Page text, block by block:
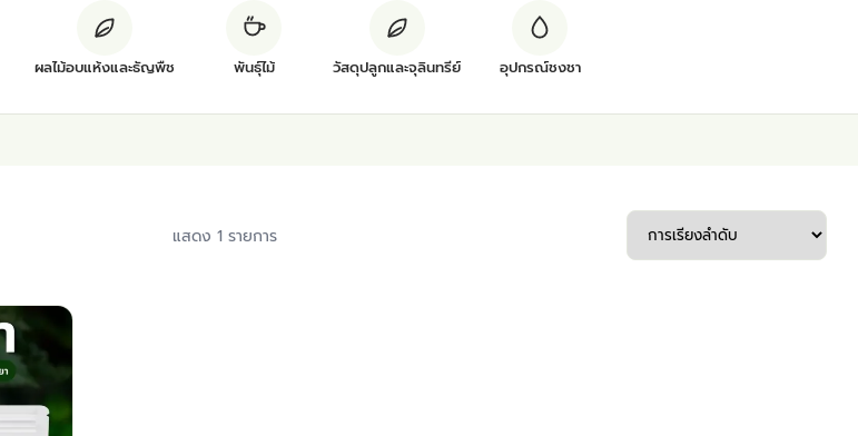
ผลไม้อบแห้งและธัญพืช พันธุ์ไม้ วัสดุปลูกและจุลินทรีย์ อุปกรณ์ชงชา
แสดง 1 รายการ